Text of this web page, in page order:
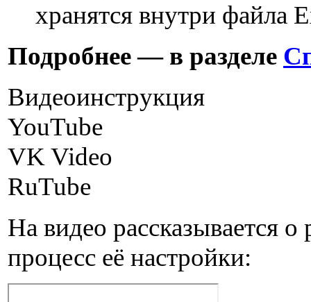
хранятся внутри файла
Подробнее — в разделе
Видеоинструкция
YouTube
VK Video
RuTube
На видео рассказывается
процесс её настройки: